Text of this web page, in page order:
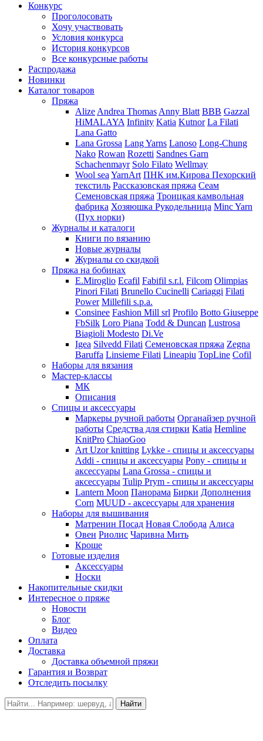
Конкурс
Проголосовать
Хочу участвовать
Условия конкурса
История конкурсов
Все конкурсные работы
Распродажа
Новинки
Каталог товаров
Пряжа
Alize Andrea Thomas Anny Blatt BBB Gazzal
HiMALAYA Infinity Katia Kutnor La Filati
Lana Gatto
Lana Grossa Lang Yarns Lanoso Long-Chung
Nako Rowan Rozetti Sandnes Garn
Schachenmayr Solo Filato Wellmay
Wool sea YarnArt ПНК им.Кирова Пехорский
текстиль Рассказовская пряжа Сеам
Семеновская пряжа Троицкая камвольная
фабрика Хозяюшка Рукодельница Minc Yarn
(Пух норки)
Журналы и каталоги
Книги по вязанию
Новые журналы
Журналы со скидкой
Пряжа на бобинах
E.Miroglio Ecafil Fabifil s.r.l. Filcom Olimpias
Pinori Filati Brunello Cucinelli Cariaggi Filati
Power Millefili s.p.a.
Consinee Fashion Mill srl Profilo Botto Giuseppe
FbSilk Loro Piana Todd & Duncan Lustrosa
Biagioli Modesto Di.Ve
Igea Silvedd Filati Семеновская пряжа Zegna
Baruffa Linsieme Filati Lineapiu TopLine Cofil
Наборы для вязания
Мастер-классы
МК
Описания
Спицы и аксессуары
Маркеры ручной работы Органайзер ручной
работы Средства для стирки Katia Hemline
KnitPro ChiaoGoo
Art Uzor knitting Lykke - спицы и аксессуары
Addi - спицы и аксессуары Pony - спицы и
аксессуары Lana Grossa - спицы и
аксессуары Tulip Prym - спицы и аксессуары
Lantern Moon Панорама Бирки Дополнения
Corn MUUD - аксессуары для хранения
Наборы для вышивания
Матренин Посад Новая Слобода Алиса
Овен Риолис Чаривна Мить
Кроше
Готовые изделия
Аксессуары
Носки
Накопительные скидки
Интересное о пряже
Новости
Блог
Видео
Оплата
Доставка
Доставка объемной пряжи
Гарантия и Возврат
Отследить посылку
Найти